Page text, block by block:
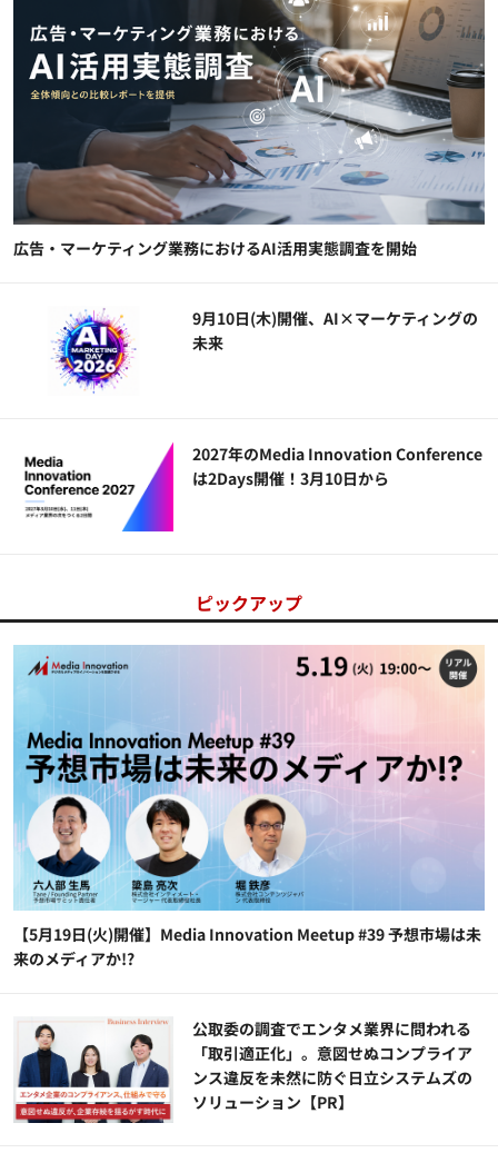
広告・マーケティング業務におけるAI活用実態調査を開始
9月10日(木)開催、AI×マーケティングの
未来
2027年のMedia Innovation Conference
は2Days開催！3月10日から
ピックアップ
【5月19日(火)開催】Media Innovation Meetup #39 予想市場は未
来のメディアか!?
公​​取委の調査でエンタメ業界に問われる
「取引適正化」。意図せぬコンプライア
ンス違反を未然に防ぐ日立システムズの
ソリューション​【PR】